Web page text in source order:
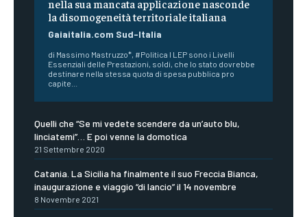
nella sua mancata applicazione nasconde
la disomogeneità territoriale italiana
Gaiaitalia.com Sud-Italia
di Massimo Mastruzzo*, #Politica I LEP sono i Livelli
Essenziali delle Prestazioni, soldi, che lo stato dovrebbe
destinare nella stessa quota di spesa pubblica pro
capite...
Quelli che “Se mi vedete scendere da un’auto blu,
linciatemi”… E poi venne la domotica
21 Settembre 2020
Catania. La Sicilia ha finalmente il suo Freccia Bianca,
inaugurazione e viaggio “di lancio” il 14 novembre
8 Novembre 2021